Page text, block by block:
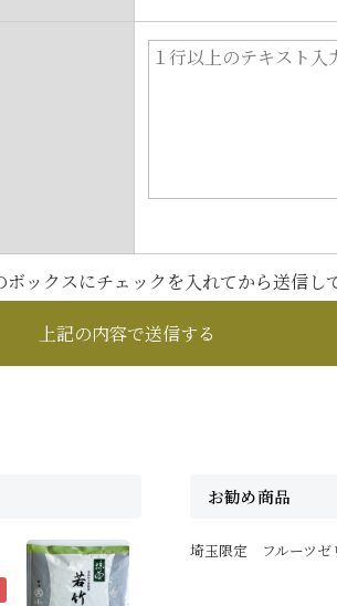
ックスにチェックを入れてから送信し
お勧め商品
埼玉限定 フルーツゼ